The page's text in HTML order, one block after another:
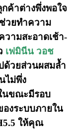
ค้าต่างพึ่งพอใจ
วยทำความ
วามสะอาดเช้า-
เฟมินีน วอช
ด้วยส่วนผสมล้ำ
ไม่พึ่ง
นขณะมีรอบ
องระบบภายใน
ให้คุณ